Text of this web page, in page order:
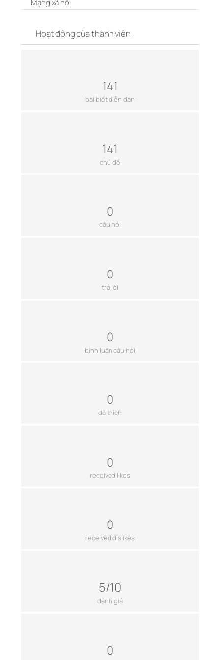
Mạng xã hội
Hoạt động của thành viên
141
bài biết diễn đàn
141
chủ đề
0
câu hỏi
0
trả lời
0
bình luận câu hỏi
0
đã thích
0
received likes
0
received dislikes
5/10
đánh giá
0